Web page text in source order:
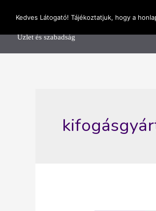
content
OnlineSeedsMan
Üzlet és szabadság
Kedves Látogató! Tájékoztatjuk, hogy a